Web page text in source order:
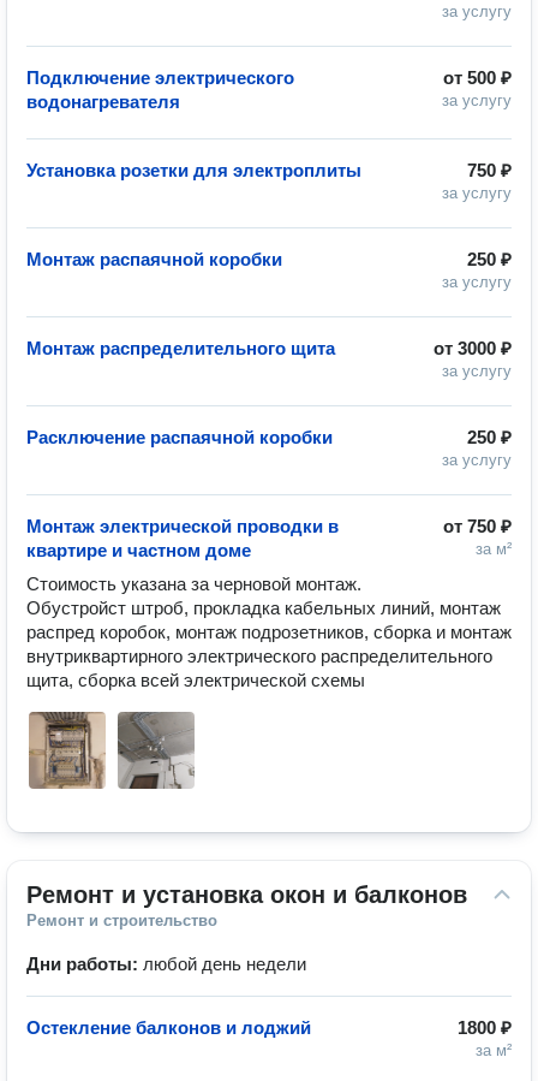
за услугу
от 500 ₽
за услугу
Подключение электрического
водонагревателя
750 ₽
за услугу
Установка розетки для электроплиты
250 ₽
за услугу
Монтаж распаячной коробки
от 3000 ₽
за услугу
Монтаж распределительного щита
250 ₽
за услугу
Расключение распаячной коробки
от 750 ₽
за м²
Монтаж электрической проводки в
квартире и частном доме
Стоимость указана за черновой монтаж.
Обустройст штроб, прокладка кабельных линий, монтаж
распред коробок, монтаж подрозетников, сборка и монтаж
внутриквартирного электрического распределительного
щита, сборка всей электрической схемы
Ремонт и установка окон и балконов
Ремонт и строительство
Дни работы: любой день недели
1800 ₽
за м²
Остекление балконов и лоджий